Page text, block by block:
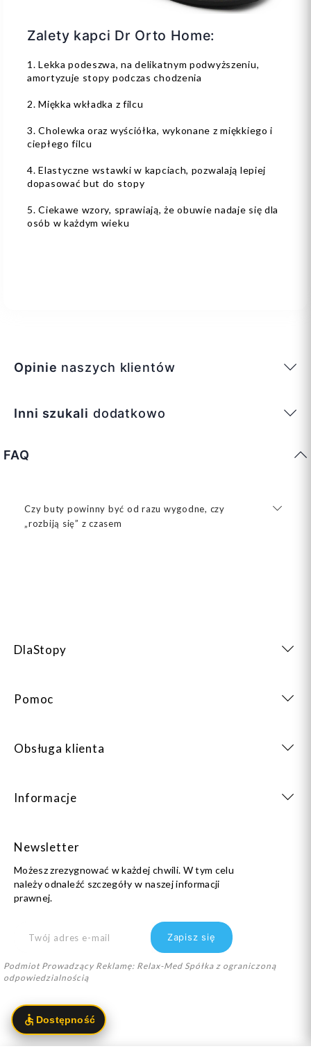
Zalety kapci Dr Orto Home:
1. Lekka podeszwa, na delikatnym podwyższeniu,
amortyzuje stopy podczas chodzenia
2. Miękka wkładka z filcu
3. Cholewka oraz wyściółka, wykonane z miękkiego i
ciepłego filcu
4. Elastyczne wstawki w kapciach, pozwalają lepiej
dopasować but do stopy
5. Ciekawe wzory, sprawiają, że obuwie nadaje się dla
osób w każdym wieku
Opinie naszych klientów
Inni szukali dodatkowo
FAQ
Czy buty powinny być od razu wygodne, czy
„rozbiją się” z czasem
DlaStopy
Pomoc
Obsługa klienta
Informacje
Newsletter
Możesz zrezygnować w każdej chwili. W tym celu
należy odnaleźć szczegóły w naszej informacji
prawnej.
Podmiot Prowadzący Reklamę: Relax-Med Spółka z ograniczoną
odpowiedzialnością